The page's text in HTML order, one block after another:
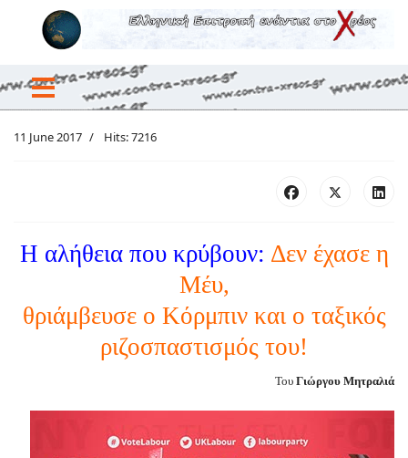
11 June 2017 Hits: 7216
Η αλήθεια που κρύβουν: Δεν έχασε η
Μέυ,
θριάμβευσε ο Κόρμπιν και ο ταξικός
ριζοσπαστισμός του!
Του Γιώργου Μητραλιά